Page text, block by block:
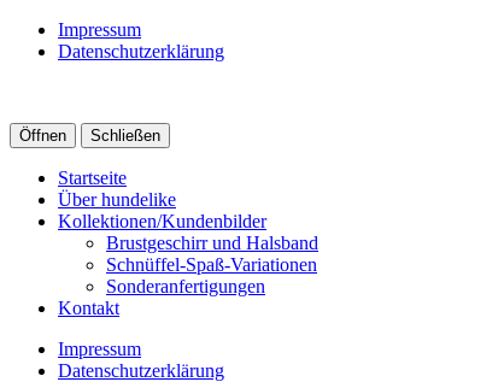
Impressum
Datenschutzerklärung
Öffnen Schließen
Startseite
Über hundelike
Kollektionen/Kundenbilder
Brustgeschirr und Halsband
Schnüffel-Spaß-Variationen
Sonderanfertigungen
Kontakt
Impressum
Datenschutzerklärung